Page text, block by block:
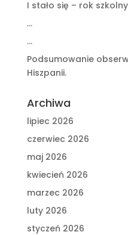
I stało się – rok
…
…
Podsumowanie
Hiszpanii.
Archiwa
lipiec 2026
czerwiec 2026
maj 2026
kwiecień 2026
marzec 2026
luty 2026
styczeń 2026